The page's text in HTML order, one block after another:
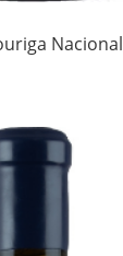
Nacional